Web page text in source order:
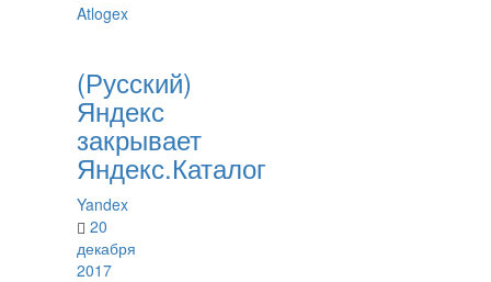
Atlogex
(Русский)
Яндекс
закрывает
Яндекс.Каталог
Yandex
20
декабря
2017